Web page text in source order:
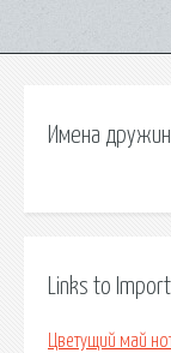
Имена
Links to
Цветущий май